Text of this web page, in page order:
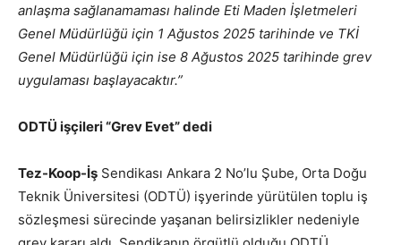
anlaşma sağlanamaması halinde Eti Maden İşletmeleri
Genel Müdürlüğü için 1 Ağustos 2025 tarihinde ve TKİ
Genel Müdürlüğü için ise 8 Ağustos 2025 tarihinde grev
uygulaması başlayacaktır.”
ODTÜ işçileri “Grev Evet” dedi
Tez-Koop-İş Sendikası Ankara 2 No’lu Şube, Orta Doğu
Teknik Üniversitesi (ODTÜ) işyerinde yürütülen toplu iş
sözleşmesi sürecinde yaşanan belirsizlikler nedeniyle